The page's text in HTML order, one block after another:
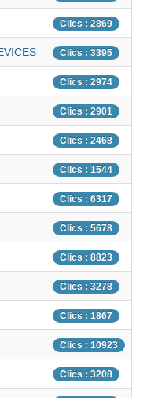
Clics : 2869
Clics : 3395
Clics : 2974
Clics : 2901
Clics : 2468
Clics : 1544
Clics : 6317
Clics : 5678
Clics : 8823
Clics : 3278
Clics : 1867
Clics : 10923
Clics : 3208